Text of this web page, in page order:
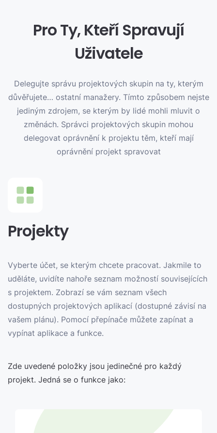
Pro Ty, Kteří Spravují
Uživatele
Delegujte správu projektových skupin na ty, kterým
důvěřujete… ostatní manažery. Tímto způsobem nejste
jediným zdrojem, se kterým by lidé mohli mluvit o
změnách. Správci projektových skupin mohou
delegovat oprávnění k projektu těm, kteří mají
oprávnění projekt spravovat
Projekty
Vyberte účet, se kterým chcete pracovat. Jakmile to
uděláte, uvidíte nahoře seznam možností souvisejících
s projektem. Zobrazí se vám seznam všech
dostupných projektových aplikací (dostupné závisí na
vašem plánu). Pomocí přepínače můžete zapínat a
vypínat aplikace a funkce.
Zde uvedené položky jsou jedinečné pro každý
projekt. Jedná se o funkce jako: